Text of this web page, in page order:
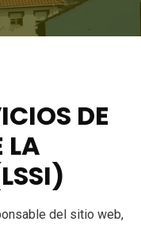
DE
LA
del sitio web,